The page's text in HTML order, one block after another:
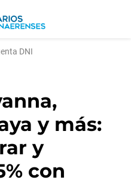
DNI
y más:
y
con